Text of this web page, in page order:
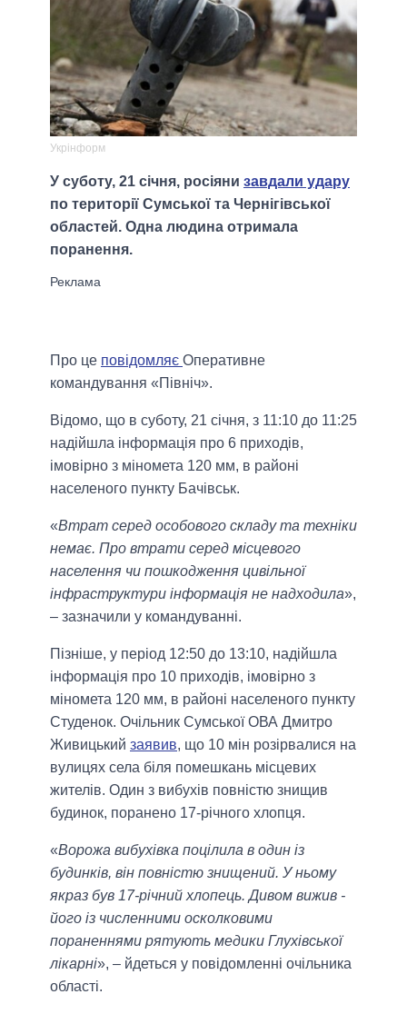
Укрінформ
У суботу, 21 січня, росіяни завдали удару
по території Сумської та Чернігівської
областей. Одна людина отримала
поранення.
Про це повідомляє Оперативне
командування «Північ».
Відомо, що в суботу, 21 січня, з 11:10 до 11:25
надійшла інформація про 6 приходів,
імовірно з міномета 120 мм, в районі
населеного пункту Бачівськ.
«Втрат серед особового складу та техніки
немає. Про втрати серед місцевого
населення чи пошкодження цивільної
інфраструктури інформація не надходила»,
– зазначили у командуванні.
Пізніше, у період 12:50 до 13:10, надійшла
інформація про 10 приходів, імовірно з
міномета 120 мм, в районі населеного пункту
Студенок. Очільник Сумської ОВА Дмитро
Живицький заявив, що 10 мін розірвалися на
вулицях села біля помешкань місцевих
жителів. Один з вибухів повністю знищив
будинок, поранено 17-річного хлопця.
«Ворожа вибухівка поцілила в один із
будинків, він повністю знищений. У ньому
якраз був 17-річний хлопець. Дивом вижив -
його із численними осколковими
пораненнями рятують медики Глухівської
лікарні», – йдеться у повідомленні очільника
області.